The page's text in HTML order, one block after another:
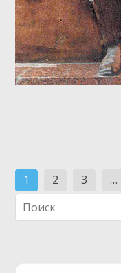
Навигация
по
записям
1 2 3 …